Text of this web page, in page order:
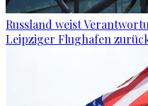
Russland weist
Leipziger Flughafen